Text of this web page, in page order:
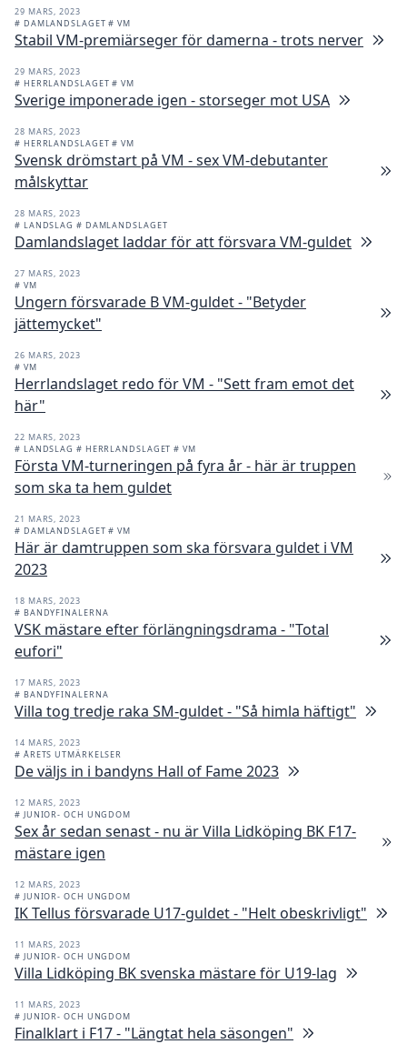
29 MARS, 2023
# DAMLANDSLAGET# VM
Stabil VM-premiärseger för damerna - trots nerver
29 MARS, 2023
# HERRLANDSLAGET# VM
Sverige imponerade igen - storseger mot USA
28 MARS, 2023
# HERRLANDSLAGET# VM
Svensk drömstart på VM - sex VM-debutanter
målskyttar
28 MARS, 2023
# LANDSLAG # DAMLANDSLAGET
Damlandslaget laddar för att försvara VM-guldet
27 MARS, 2023
# VM
Ungern försvarade B VM-guldet - "Betyder
jättemycket"
26 MARS, 2023
# VM
Herrlandslaget redo för VM - "Sett fram emot det
här"
22 MARS, 2023
# LANDSLAG # HERRLANDSLAGET# VM
Första VM-turneringen på fyra år - här är truppen
som ska ta hem guldet
21 MARS, 2023
# DAMLANDSLAGET# VM
Här är damtruppen som ska försvara guldet i VM
2023
18 MARS, 2023
# BANDYFINALERNA
VSK mästare efter förlängningsdrama - "Total
eufori"
17 MARS, 2023
# BANDYFINALERNA
Villa tog tredje raka SM-guldet - "Så himla häftigt"
14 MARS, 2023
# ÅRETS UTMÄRKELSER
De väljs in i bandyns Hall of Fame 2023
12 MARS, 2023
# JUNIOR- OCH UNGDOM
Sex år sedan senast - nu är Villa Lidköping BK F17-
mästare igen
12 MARS, 2023
# JUNIOR- OCH UNGDOM
IK Tellus försvarade U17-guldet - "Helt obeskrivligt"
11 MARS, 2023
# JUNIOR- OCH UNGDOM
Villa Lidköping BK svenska mästare för U19-lag
11 MARS, 2023
# JUNIOR- OCH UNGDOM
Finalklart i F17 - "Längtat hela säsongen"